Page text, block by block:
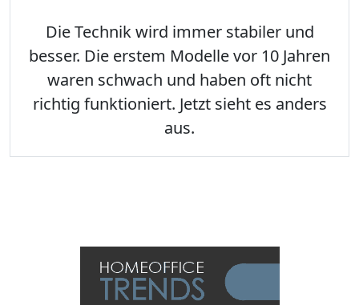
Die Technik wird immer stabiler und
besser. Die erstem Modelle vor 10 Jahren
waren schwach und haben oft nicht
richtig funktioniert. Jetzt sieht es anders
aus.